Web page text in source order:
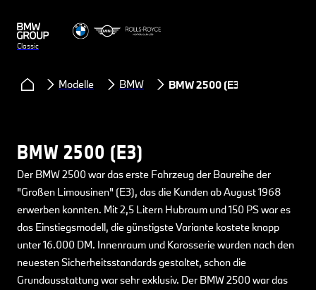
Classic
Modelle BMW BMW 2500 (E3)
BMW 2500 (E3)
Der BMW 2500 war das erste Fahrzeug der Baureihe der
"Großen Limousinen" (E3), das die Kunden ab August 1968
erwerben konnten. Mit 2,5 Litern Hubraum und 150 PS war es
das Einstiegsmodell, die günstigste Variante kostete knapp
unter 16.000 DM. Innenraum und Karosserie wurden nach den
neuesten Sicherheitsstandards gestaltet, schon die
Grundausstattung war sehr exklusiv. Der BMW 2500 war das